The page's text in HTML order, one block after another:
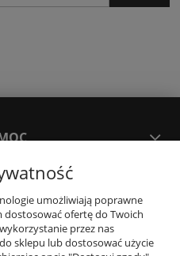
I DOSTAWA
umożliwiają poprawne
dostosować ofertę do Twoich
przez nas
sklepu lub dostosować użycie